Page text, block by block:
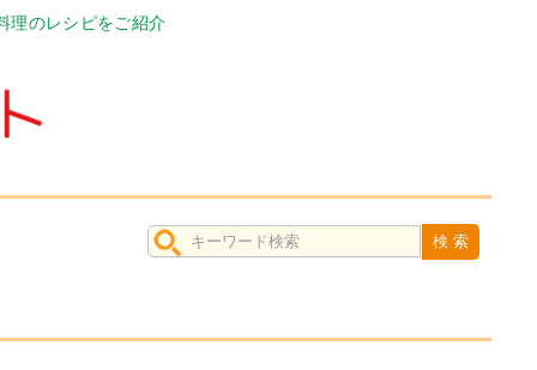
理のレシピをご紹介